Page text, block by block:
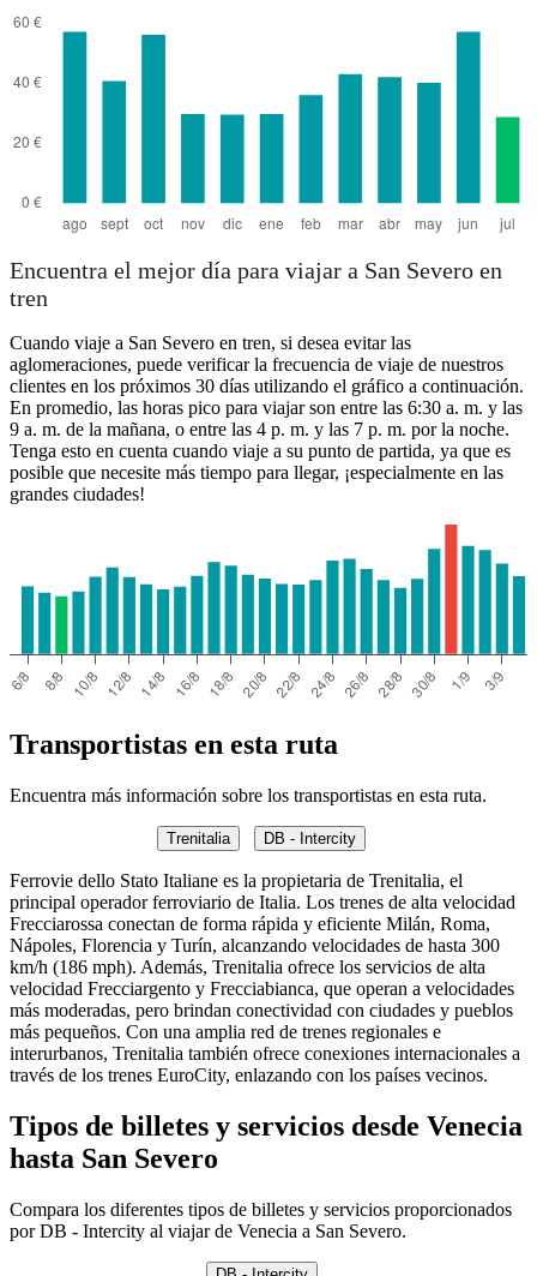
San Severo, Apulia
Encuentra el mejor día para viajar a San Severo en
tren
Cuando viaje a San Severo en tren, si desea evitar las
aglomeraciones, puede verificar la frecuencia de viaje de nuestros
clientes en los próximos 30 días utilizando el gráfico a continuación.
En promedio, las horas pico para viajar son entre las 6:30 a. m. y las
9 a. m. de la mañana, o entre las 4 p. m. y las 7 p. m. por la noche.
Tenga esto en cuenta cuando viaje a su punto de partida, ya que es
posible que necesite más tiempo para llegar, ¡especialmente en las
grandes ciudades!
Transportistas en esta ruta
Encuentra más información sobre los transportistas en esta ruta.
Trenitalia DB - Intercity
Ferrovie dello Stato Italiane es la propietaria de Trenitalia, el
principal operador ferroviario de Italia. Los trenes de alta velocidad
Frecciarossa conectan de forma rápida y eficiente Milán, Roma,
Nápoles, Florencia y Turín, alcanzando velocidades de hasta 300
km/h (186 mph). Además, Trenitalia ofrece los servicios de alta
velocidad Frecciargento y Frecciabianca, que operan a velocidades
más moderadas, pero brindan conectividad con ciudades y pueblos
más pequeños. Con una amplia red de trenes regionales e
interurbanos, Trenitalia también ofrece conexiones internacionales a
través de los trenes EuroCity, enlazando con los países vecinos.
Tipos de billetes y servicios desde Venecia
hasta San Severo
Compara los diferentes tipos de billetes y servicios proporcionados
por DB - Intercity al viajar de Venecia a San Severo.